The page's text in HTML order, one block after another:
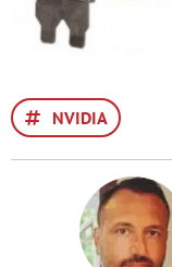
NVIDIA